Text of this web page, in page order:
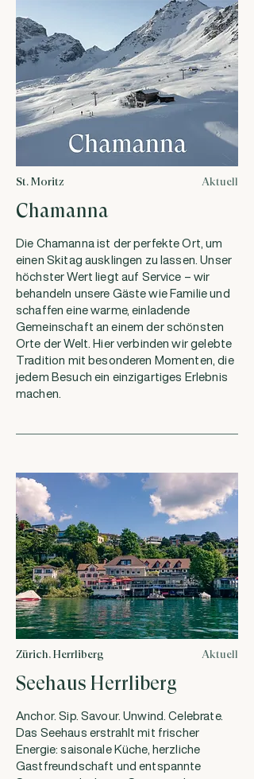
St. Moritz Aktuell
Chamanna
Die Chamanna ist der perfekte Ort, um
einen Skitag ausklingen zu lassen. Unser
höchster Wert liegt auf Service – wir
behandeln unsere Gäste wie Familie und
schaffen eine warme, einladende
Gemeinschaft an einem der schönsten
Orte der Welt. Hier verbinden wir gelebte
Tradition mit besonderen Momenten, die
jedem Besuch ein einzigartiges Erlebnis
machen.
Zürich, Herrliberg Aktuell
Seehaus Herrliberg
Anchor. Sip. Savour. Unwind. Celebrate.
Das Seehaus erstrahlt mit frischer
Energie: saisonale Küche, herzliche
Gastfreundschaft und entspannte